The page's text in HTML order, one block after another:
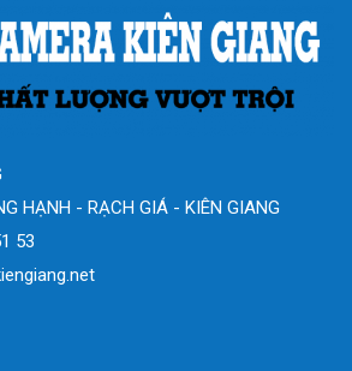
HẠNH - RẠCH GIÁ - KIÊN GIANG
53